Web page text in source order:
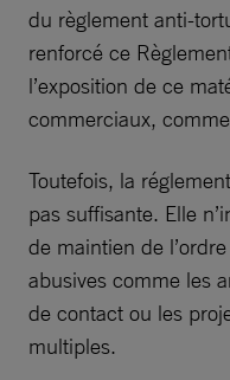
du règlement anti-
renforcé ce
l’exposition de ce
commerciaux,
Toutefois, la
pas suffisante. Elle
de maintien de
abusives comme les
de contact ou les
multiples.